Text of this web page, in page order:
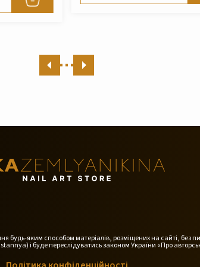
Детальніше
будь-яким способом матеріалів, розміщених на сайті, без
і буде переслідуватись законом України «Про